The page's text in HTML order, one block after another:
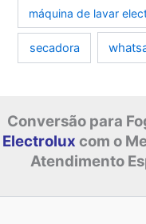
máquina de lavar
secadora
Conversão para
Electrolux com o
Atendimento